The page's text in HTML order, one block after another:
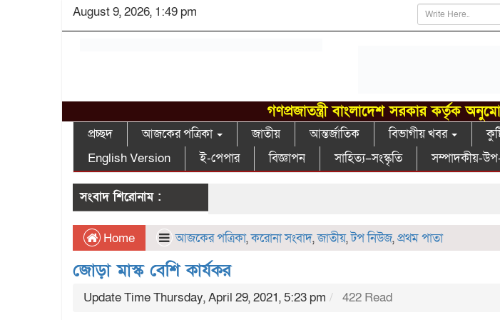
August 9, 2026, 1:49 pm
গণপ্রজাতন্ত্রী বাংলাদেশ সরকার কর্তৃক
প্রচ্ছদ আজকের পত্রিকা জাতীয় আন্তর্জাতিক বিভাগীয় খবর
English Version
ই-পেপার বিজ্ঞাপন সাহিত্য–সংস্কৃতি সম্পাদকীয়-
সংবাদ শিরোনাম :
Home আজকের পত্রিকা,করোনা সংবাদ,জাতীয়,টপ নিউজ,প্রথম পাতা
জোড়া মাস্ক বেশি কার্যকর
Update Time Thursday, April 29, 2021, 5:23 pm 422 Read